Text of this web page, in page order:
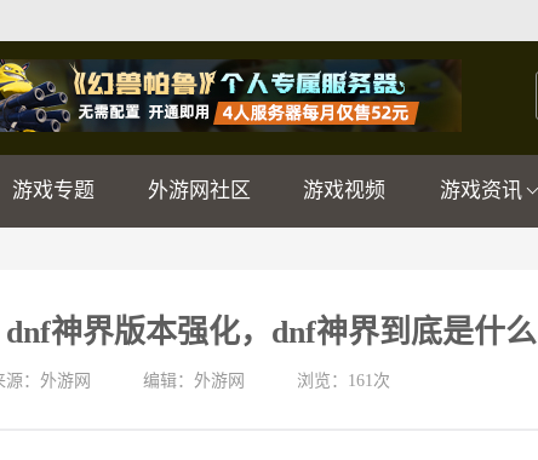
游戏专题 外游网社区 游戏视频 游戏资讯
神界版本强化，dnf神界到底是什么
源：外游网 编辑：外游网 浏览： 161次